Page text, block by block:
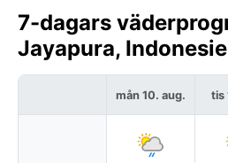
7-dagars
Jayapura,
mån 10. aug. tis